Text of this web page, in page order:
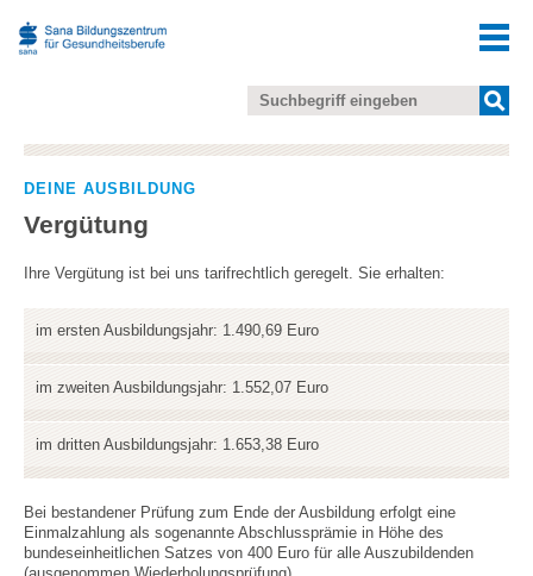
DEINE AUSBILDUNG
Vergütung
Ihre Vergütung ist bei uns tarifrechtlich geregelt. Sie erhalten:
im ersten Ausbildungsjahr: 1.490,69 Euro
im zweiten Ausbildungsjahr: 1.552,07 Euro
im dritten Ausbildungsjahr: 1.653,38 Euro
Bei bestandener Prüfung zum Ende der Ausbildung erfolgt eine
Einmalzahlung als sogenannte Abschlussprämie in Höhe des
bundeseinheitlichen Satzes von 400 Euro für alle Auszubildenden